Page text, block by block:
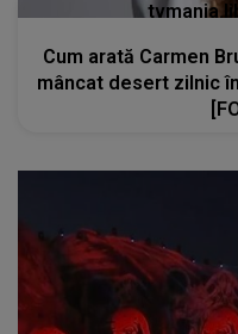
Cum arată Carmen
mâncat desert zilnic